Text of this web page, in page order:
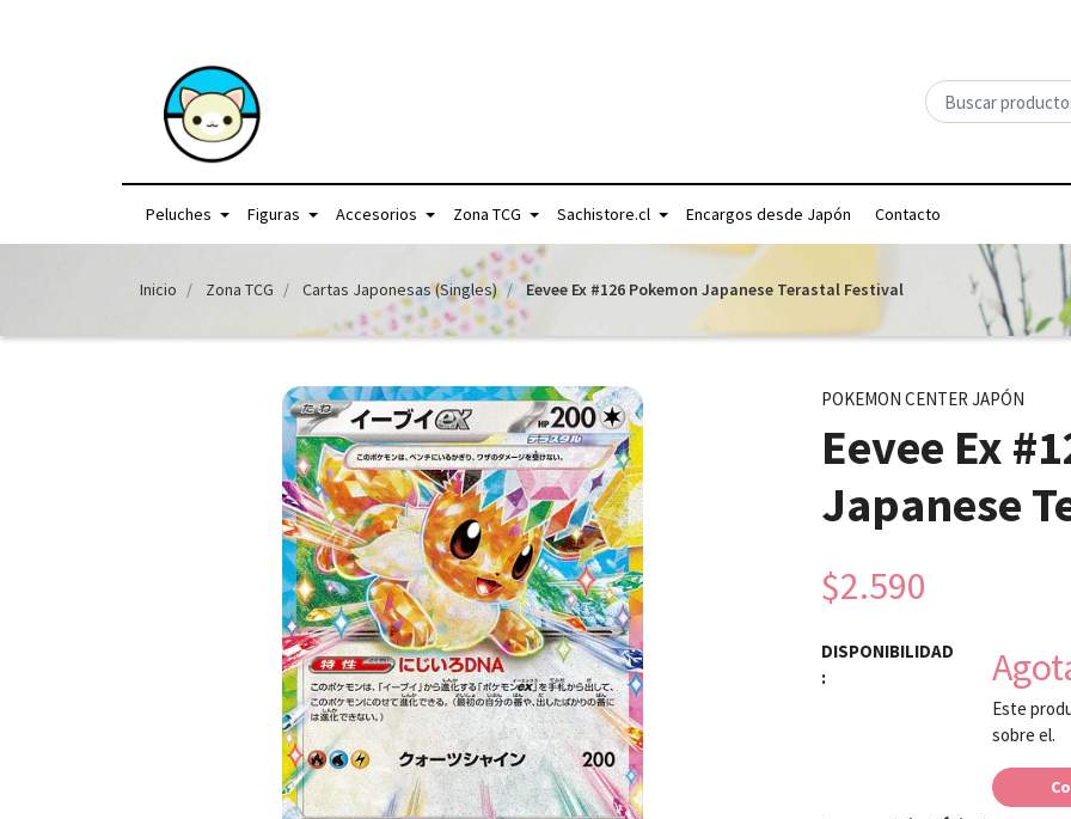
Peluches Figuras Accesorios Zona TCG Sachistore.cl Encargos desde Japón Contacto
Inicio Zona TCG Cartas Japonesas (Singles) Eevee Ex #126 Pokemon Japanese Terastal Festival
POKEMON CENTER JAPÓN
Eevee Ex
Japanese
$2.590
DISPONIBILIDAD
:
Este
sobre el.